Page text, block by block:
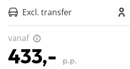
Excl. transfer
vanaf
433,- p.p.